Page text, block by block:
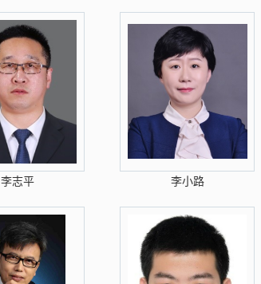
李志平 李小路